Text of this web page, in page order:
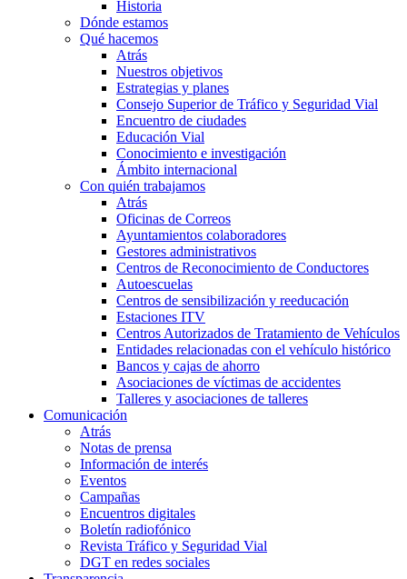
Historia
Dónde estamos
Qué hacemos
Atrás
Nuestros objetivos
Estrategias y planes
Consejo Superior de Tráfico y Seguridad Vial
Encuentro de ciudades
Educación Vial
Conocimiento e investigación
Ámbito internacional
Con quién trabajamos
Atrás
Oficinas de Correos
Ayuntamientos colaboradores
Gestores administrativos
Centros de Reconocimiento de Conductores
Autoescuelas
Centros de sensibilización y reeducación
Estaciones ITV
Centros Autorizados de Tratamiento de Vehículos
Entidades relacionadas con el vehículo histórico
Bancos y cajas de ahorro
Asociaciones de víctimas de accidentes
Talleres y asociaciones de talleres
Comunicación
Atrás
Notas de prensa
Información de interés
Eventos
Campañas
Encuentros digitales
Boletín radiofónico
Revista Tráfico y Seguridad Vial
DGT en redes sociales